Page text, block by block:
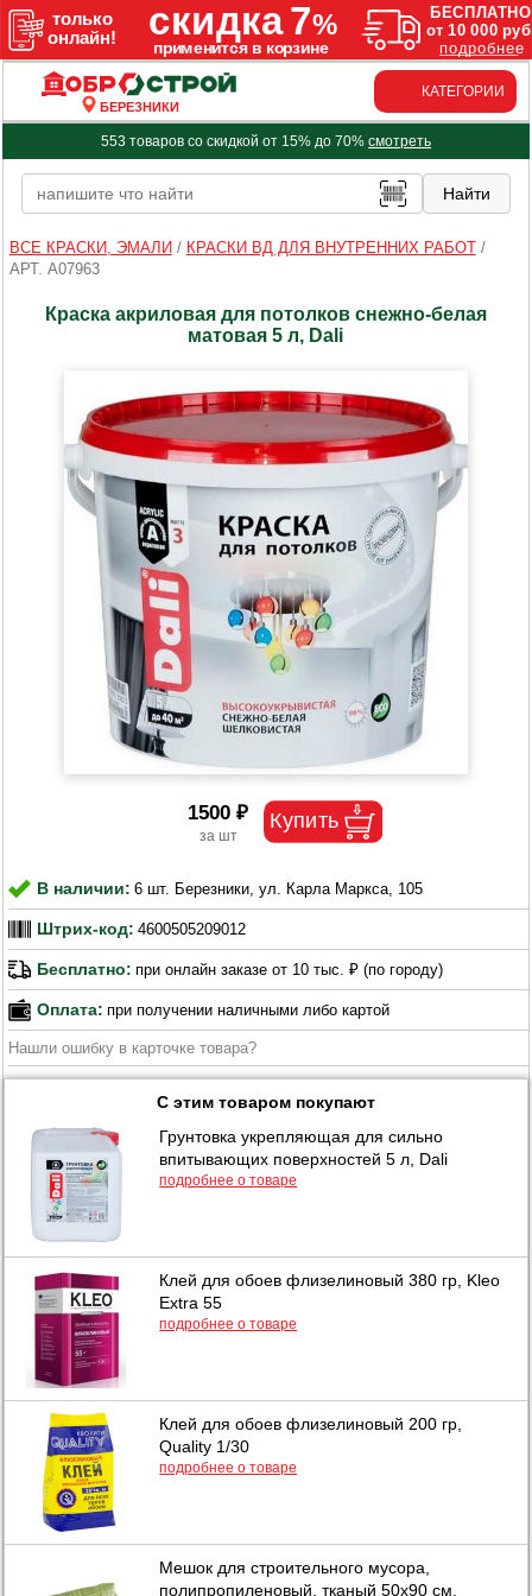
БЕРЕЗНИКИ
КАТЕГОРИИ
553 товаров со скидкой от 15% до 70% смотреть
ВСЕ КРАСКИ, ЭМАЛИ / КРАСКИ ВД ДЛЯ ВНУТРЕННИХ РАБОТ/
АРТ. A07963
Краска акриловая для потолков снежно-белая
матовая 5 л, Dali
1500 ₽
В наличии: 6 шт. Березники, ул. Карла Маркса, 105
Штрих-код: 4600505209012
Бесплатно: при онлайн заказе от 10 тыс. ₽ (по городу)
Оплата: при получении наличными либо картой
Нашли ошибку в карточке товара?
С этим товаром покупают
Грунтовка укрепляющая для сильно
впитывающих поверхностей 5 л, Dali
подробнее о товаре
Клей для обоев флизелиновый 380 гр, Kleo
Extra 55
подробнее о товаре
Клей для обоев флизелиновый 200 гр,
Quality 1/30
подробнее о товаре
Мешок для строительного мусора,
полипропиленовый, тканый 50х90 см,